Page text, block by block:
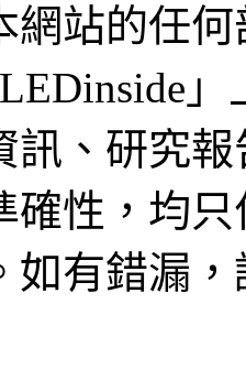
網站的任
訊、研究
確性，均
如有錯漏